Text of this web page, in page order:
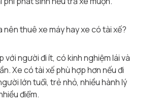
nên thuê xe máy hay xe có tài xế?
với người đi ít, có kinh nghiệm lái và
Xe có tài xế phù hợp hơn nếu đi
lớn tuổi, trẻ nhỏ, nhiều hành lý
điểm.